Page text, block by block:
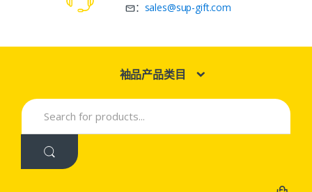
： sales@sup-gift.com
袖品产品类目
Search
for: